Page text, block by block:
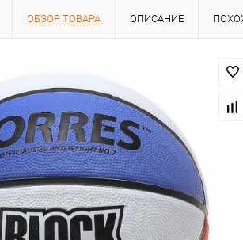
ОБЗОР ТОВАРА ОПИСАНИЕ